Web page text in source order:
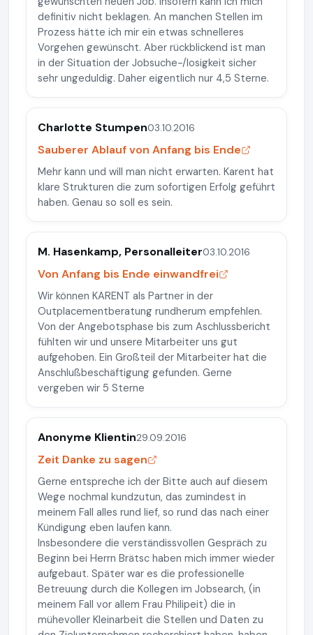
definitiv nicht beklagen. An manchen Stellen im
Prozess hätte ich mir ein etwas schnelleres
Vorgehen gewünscht. Aber rückblickend ist man
in der Situation der Jobsuche-/losigkeit sicher
sehr ungeduldig. Daher eigentlich nur 4,5 Sterne.
Charlotte Stumpen03.10.2016
Sauberer Ablauf von Anfang bis Ende
Mehr kann und will man nicht erwarten. Karent hat
klare Strukturen die zum sofortigen Erfolg geführt
haben. Genau so soll es sein.
M. Hasenkamp, Personalleiter03.10.2016
Von Anfang bis Ende einwandfrei
Wir können KARENT als Partner in der
Outplacementberatung rundherum empfehlen.
Von der Angebotsphase bis zum Aschlussbericht
fühlten wir und unsere Mitarbeiter uns gut
aufgehoben. Ein Großteil der Mitarbeiter hat die
Anschlußbeschäftigung gefunden. Gerne
vergeben wir 5 Sterne
Anonyme Klientin29.09.2016
Zeit Danke zu sagen
Gerne entspreche ich der Bitte auch auf diesem
Wege nochmal kundzutun, das zumindest in
meinem Fall alles rund lief, so rund das nach einer
Kündigung eben laufen kann.
Insbesondere die verständissvollen Gespräch zu
Beginn bei Herrn Brätsc haben mich immer wieder
aufgebaut. Später war es die professionelle
Betreuung durch die Kollegen im Jobsearch, (in
meinem Fall vor allem Frau Philipeit) die in
mühevoller Kleinarbeit die Stellen und Daten zu